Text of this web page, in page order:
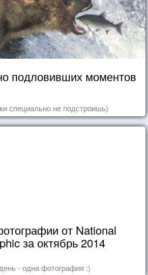
подловивших моментов
специально не подстроишь)
от National
за октябрь 2014
- одна фотография :)